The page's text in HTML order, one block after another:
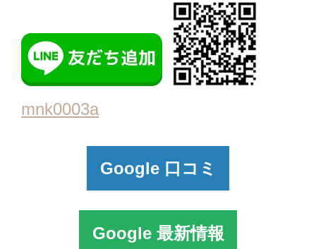
mnk0003a
Google 口コミ
Google 最新情報